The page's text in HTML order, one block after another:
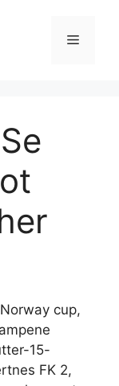
Meny
cup,
15-
FK 2,